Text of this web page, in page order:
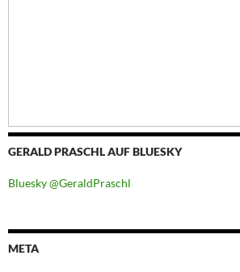
GERALD PRASCHL AUF BLUESKY
Bluesky @GeraldPraschl
META